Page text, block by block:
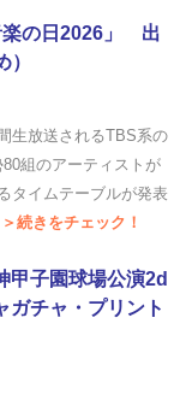
楽の日2026」 出
生放送されるTBS系の
組のアーティストが
タイムテーブルが発表
＞続きをチェック！
子園球場公演2d
ガチャ・プリント